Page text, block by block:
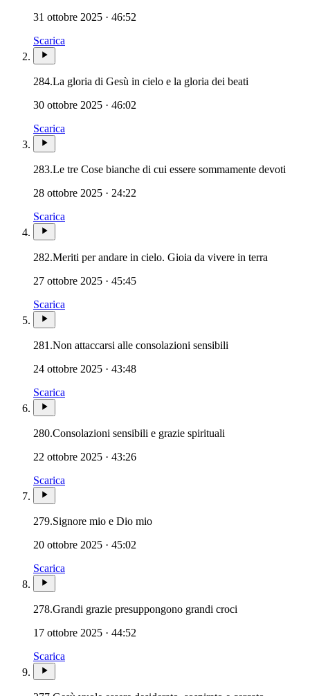
31 ottobre 2025 · 46:52
Scarica
284.La gloria di Gesù in cielo e la gloria dei beati
30 ottobre 2025 · 46:02
Scarica
283.Le tre Cose bianche di cui essere sommamente devoti
28 ottobre 2025 · 24:22
Scarica
282.Meriti per andare in cielo. Gioia da vivere in terra
27 ottobre 2025 · 45:45
Scarica
281.Non attaccarsi alle consolazioni sensibili
24 ottobre 2025 · 43:48
Scarica
280.Consolazioni sensibili e grazie spirituali
22 ottobre 2025 · 43:26
Scarica
279.Signore mio e Dio mio
20 ottobre 2025 · 45:02
Scarica
278.Grandi grazie presuppongono grandi croci
17 ottobre 2025 · 44:52
Scarica